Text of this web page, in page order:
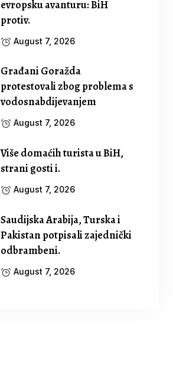
evropsku avanturu: BiH
protiv.
August 7, 2026
Građani Goražda
protestovali zbog problema s
vodosnabdijevanjem
August 7, 2026
Više domaćih turista u BiH,
strani gosti i.
August 7, 2026
Saudijska Arabija, Turska i
Pakistan potpisali zajednički
odbrambeni.
August 7, 2026